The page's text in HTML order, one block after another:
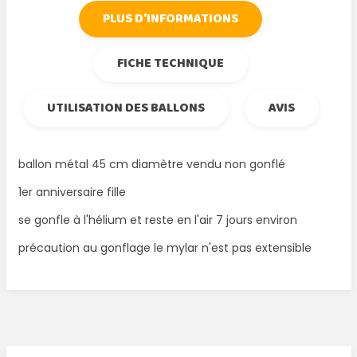
PLUS D'INFORMATIONS
FICHE TECHNIQUE
UTILISATION DES BALLONS
AVIS
ballon métal 45 cm diamètre vendu non gonflé
1er anniversaire fille
se gonfle à l'hélium et reste en l'air 7 jours environ
précaution au gonflage le mylar n'est pas extensible